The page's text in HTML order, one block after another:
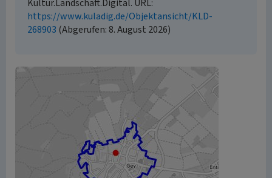
Kultur.Landschaft.Digital. URL:
https://www.kuladig.de/Objektansicht/KLD-
268903 (Abgerufen: 8. August 2026)